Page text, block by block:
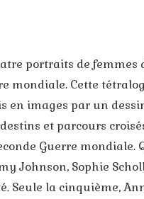
portraits de femmes
mondiale. Cette
en images par un
et parcours
Guerre mondiale.
Johnson, Sophie
Seule la cinquième,